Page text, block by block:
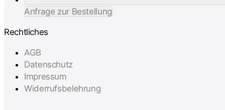
Anfrage zur Bestellung
Rechtliches
AGB
Datenschutz
Impressum
Widerrufsbelehrung